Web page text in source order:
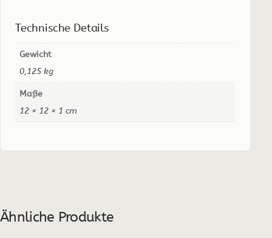
Technische Details
Gewicht
0,125 kg
Maße
12 × 12 × 1 cm
Ähnliche Produkte